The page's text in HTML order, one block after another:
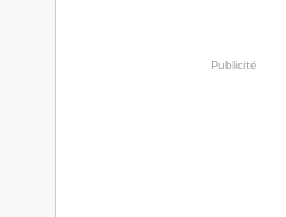
Publicité